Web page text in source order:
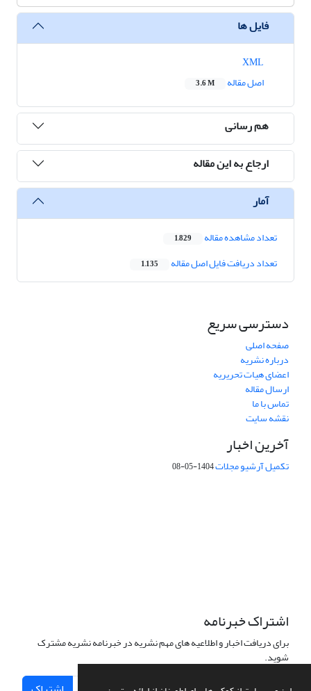
فایل ها
اصل مقاله
3.6 M
هم رسانی
ارجاع به این مقاله
آمار
تعداد مشاهده مقاله 1,829
تعداد دریافت فایل اصل مقاله 1,135
دسترسی سریع
صفحه اصلی
درباره نشریه
اعضای هیات تحریریه
ارسال مقاله
تماس با ما
نقشه سایت
آخرین اخبار
تکمیل آرشیو مجلات1404-05-08
اشتراک خبرنامه
برای دریافت اخبار و اطلاعیه های مهم نشریه در خبرنامه نشریه مشترک
شوید.